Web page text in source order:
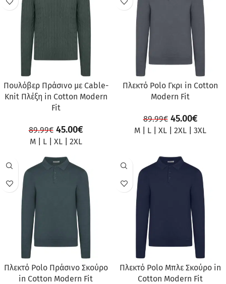
Πουλόβερ Πράσινο με Cable-
Knit Πλέξη in Cotton Modern
Fit
89.99€ 45.00€
M| L| XL| 2XL
Πλεκτό Polo Γκρι in Cotton
Modern Fit
89.99€ 45.00€
M L XL 2XL 3XL
ΠΡΟΣΦΟΡΆ
Πλεκτό Polo Πράσινο Σκούρο
in Cotton Modern Fit
ΠΡΟΣΦΟΡΆ
Πλεκτό Polo Μπλε Σκούρο in
Cotton Modern Fit